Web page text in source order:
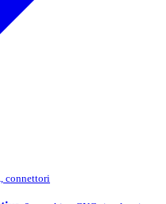
connettori